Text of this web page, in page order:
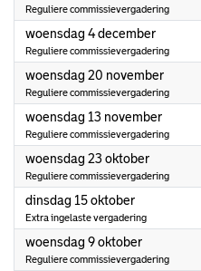
Reguliere commissievergadering
woensdag 4 december2024
Reguliere commissievergadering
woensdag 20 november2024
Reguliere commissievergadering
woensdag 13 november2024
Reguliere commissievergadering
woensdag 23 oktober2024
Reguliere commissievergadering
dinsdag 15 oktober2024
Extra ingelaste vergadering
woensdag 9 oktober2024
Reguliere commissievergadering